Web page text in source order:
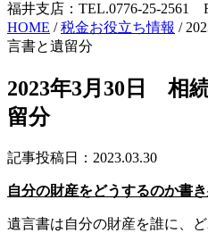
福井支店：TEL.0776-25-2561
HOME /税金お役立ち情報 /
言書と遺留分
2023年3月30日 相
留分
記事投稿日：2023.03.30
自分の財産をどうするのか書
遺言書は自分の財産を誰に、